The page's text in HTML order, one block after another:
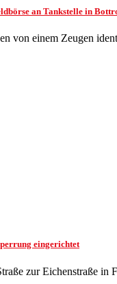
an Tankstelle in
von einem Zeugen
eingerichtet
zur Eichenstraße